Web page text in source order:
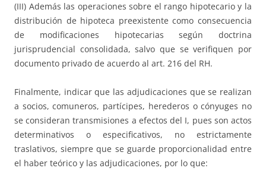
(III) Además las operaciones sobre el rango hipotecario y la
distribución de hipoteca preexistente como consecuencia
de modificaciones hipotecarias según doctrina
jurisprudencial consolidada, salvo que se verifiquen por
documento privado de acuerdo al art. 216 del RH.
Finalmente, indicar que las adjudicaciones que se realizan
a socios, comuneros, partícipes, herederos o cónyuges no
se consideran transmisiones a efectos del I, pues son actos
determinativos o especificativos, no estrictamente
traslativos, siempre que se guarde proporcionalidad entre
el haber teórico y las adjudicaciones, por lo que: